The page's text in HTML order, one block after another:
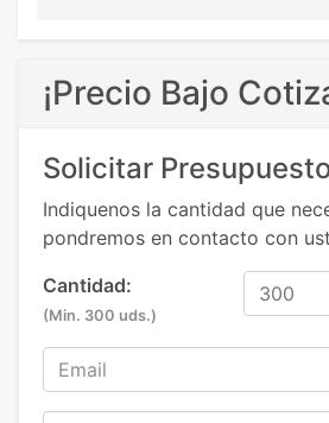
¡Precio Bajo
Solicitar
Indiquenos la cantidad que
pondremos en contacto con
Cantidad:
(Min. 300 uds.)